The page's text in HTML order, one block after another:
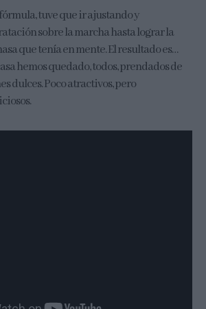
tuve que ir ajustando y
sobre la marcha hasta lograr la
que tenía en mente. El resultado es…
hemos quedado, todos, prendados de
dulces. Poco atractivos, pero